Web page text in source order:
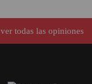
ver todas las opiniones